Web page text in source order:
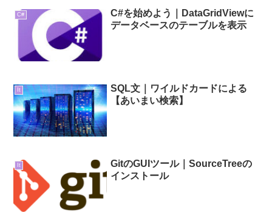
C#
C#を始めよう｜DataGridViewに
データベースのテーブルを表示
It
SQL文｜ワイルドカードによる
【あいまい検索】
It
GitのGUIツール｜SourceTreeの
インストール